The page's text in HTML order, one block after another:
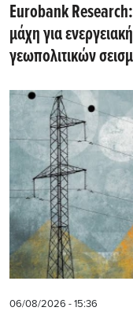
Eurobank
μάχη για
γεωπολιτικών
06/08/2026 - 15:36